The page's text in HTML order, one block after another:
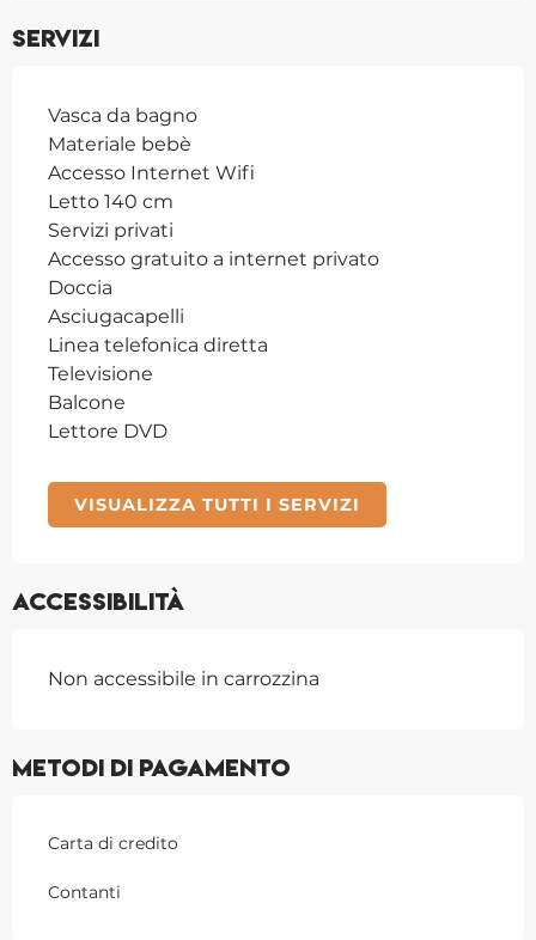
Servizi
Vasca da bagno
Materiale bebè
Accesso Internet Wifi
Letto 140 cm
Servizi privati
Accesso gratuito a internet privato
Doccia
Asciugacapelli
Linea telefonica diretta
Televisione
Balcone
Lettore DVD
VISUALIZZA TUTTI I SERVIZI
Accessibilità
Non accessibile in carrozzina
Metodi di pagamento
Carta di credito
Contanti